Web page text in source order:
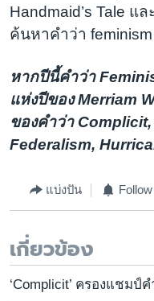
Handmaid’s Tale แ
ค้นหาคำว่า
หากปีนี้คำว่า
แห่งปีของ Merriam
ของคำว่า
Federalism,
แบ่งปัน
เกี่ยวข้อง
‘Complicit’ ครองแชมป์